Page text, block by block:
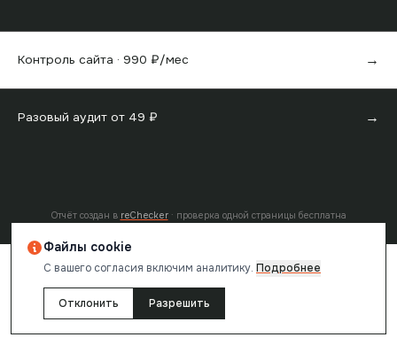
Контроль сайта · 990 ₽/мес →
Разовый аудит от 49 ₽ →
Отчёт создан в reChecker· проверка одной страницы бесплатна
Файлы cookie
С вашего согласия включим аналитику. Подробнее
Отклонить Разрешить